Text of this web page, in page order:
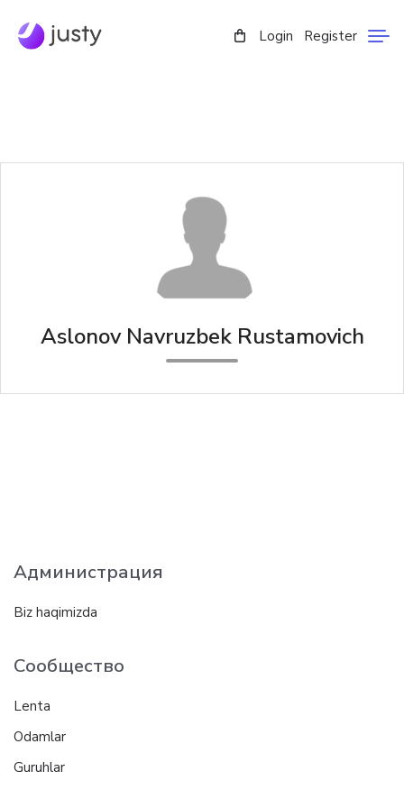
Login Register
Aslonov Navruzbek Rustamovich
Администрация
Biz haqimizda
Сообщество
Lenta
Odamlar
Guruhlar